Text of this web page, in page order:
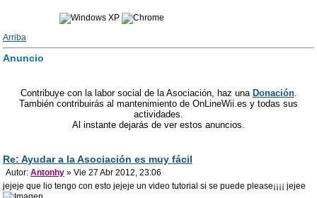
Arriba
Anuncio
Contribuye con la labor social de la Asociación, haz una Donación.
También contribuirás al mantenimiento de OnLineWii.es y todas sus
actividades.
Al instante dejarás de ver estos anuncios.
Re: Ayudar a la Asociación es muy fácil
Autor: Antonhy » Vie 27 Abr 2012, 23:06
jejeje que lio tengo con esto jejeje un video tutorial si se puede please¡¡¡¡ jejee